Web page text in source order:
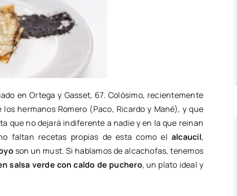
en Ortega y Gasset, 67. Colósimo, recientemente
hermanos Romero (Paco, Ricardo y Mané), y que
que no dejará indiferente a nadie y en la que reinan
faltan recetas propias de esta como el alcaucil,
son un must. Si hablamos de alcachofas, tenemos
salsa verde con caldo de puchero, un plato ideal y